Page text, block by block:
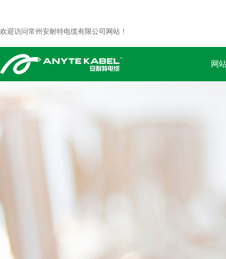
欢迎访问常州安耐特电缆有限公司网站！
网